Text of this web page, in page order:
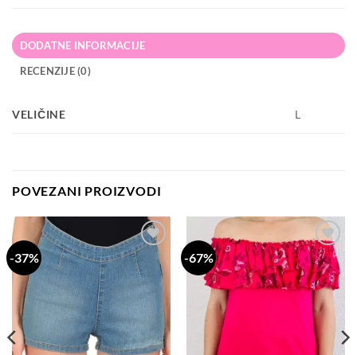
DODATNE INFORMACIJE
RECENZIJE (0)
VELIČINE L
POVEZANI PROIZVODI
-37%
Dodaj
listu
-67%
Dodaj
na
listu
želja